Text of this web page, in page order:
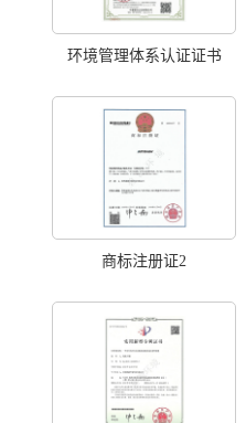
环境管理体系认证证书
商标注册证2